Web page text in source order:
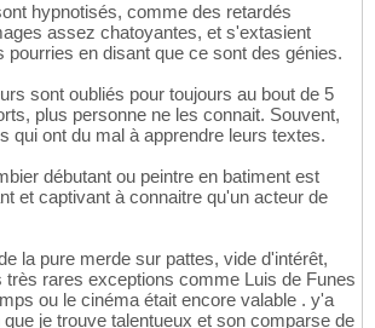
hypnotisés, comme des retardés
assez chatoyantes, et s'extasient
pourries en disant que ce sont des génies.
sont oubliés pour toujours au bout de 5
plus personne ne les connait. Souvent,
qui ont du mal à apprendre leurs textes.
débutant ou peintre en batiment est
et captivant à connaitre qu'un acteur de
la pure merde sur pattes, vide d'intérêt,
très rares exceptions comme Luis de Funes
ou le cinéma était encore valable . y'a
je trouve talentueux et son comparse de